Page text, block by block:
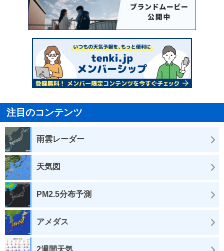
注目のコンテンツ
雨雲レーダー
天気図
PM2.5分布予測
アメダス
2週間天気